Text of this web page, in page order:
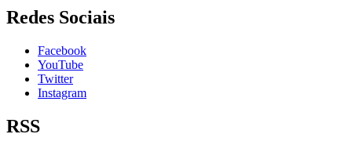
Redes Sociais
Facebook
YouTube
Twitter
Instagram
RSS